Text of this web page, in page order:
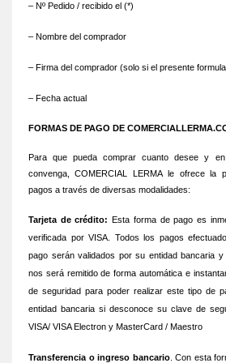
– Nº Pedido / recibido el (*)
– Nombre del comprador
– Firma del comprador (solo si el presente
– Fecha actual
FORMAS DE PAGO DE
Para que pueda comprar cuanto desee y
convenga, COMERCIAL LERMA le ofrece la
pagos a través de diversas modalidades:
Tarjeta de crédito: Esta forma de pago es
verificada por VISA. Todos los pagos
pago serán validados por su entidad bancaria
nos será remitido de forma automática e
de seguridad para poder realizar este tipo de
entidad bancaria si desconoce su clave de
VISA/ VISA Electron y MasterCard / Maestro
Transferencia o ingreso bancario. Con esta